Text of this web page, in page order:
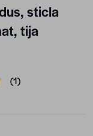
sticla
tija
(1)